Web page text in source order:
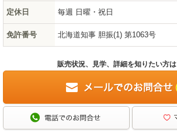
定休日 毎週 日曜・祝日
免許番号 北海道知事 胆振(1) 第1063号
販売状況、見学、詳細を知りたい方は